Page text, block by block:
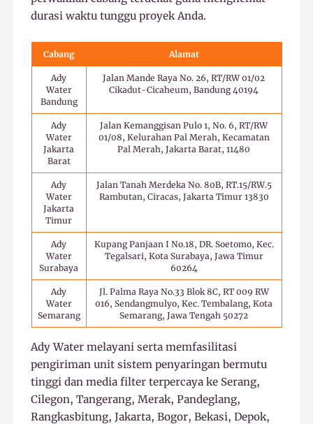
durasi waktu tunggu proyek Anda.
Cabang Alamat
Ady
Water
Bandung
Jalan Mande Raya No. 26, RT/RW 01/02
Cikadut-Cicaheum, Bandung 40194
Ady
Water
Jakarta
Barat
Jalan Kemanggisan Pulo 1, No. 6, RT/RW
01/08, Kelurahan Pal Merah, Kecamatan
Pal Merah, Jakarta Barat, 11480
Ady
Water
Jakarta
Timur
Jalan Tanah Merdeka No. 80B, RT.15/RW.5
Rambutan, Ciracas, Jakarta Timur 13830
Ady
Water
Surabaya
Kupang Panjaan I No.18, DR. Soetomo, Kec.
Tegalsari, Kota Surabaya, Jawa Timur
60264
Ady
Water
Semarang
Jl. Palma Raya No.33 Blok 8C, RT 009 RW
016, Sendangmulyo, Kec. Tembalang, Kota
Semarang, Jawa Tengah 50272
Ady Water melayani serta memfasilitasi
pengiriman unit sistem penyaringan bermutu
tinggi dan media filter terpercaya ke Serang,
Cilegon, Tangerang, Merak, Pandeglang,
Rangkasbitung, Jakarta, Bogor, Bekasi, Depok,